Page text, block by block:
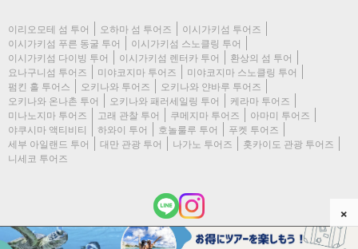
이리오모테 섬 투어 오하마 섬 투어즈
이시가키섬 투어즈
이시가키섬 푸른 동굴 투어
이시가키섬 스노클링 투어
이시가키섬 다이빙 투어
이시가키섬 렌터카 투어
환상의 섬 투어
요나구니섬 투어즈
미야코지마 투어즈
미야코지마 스노클링 투어
펌킨 홀 투어스
오키나와 투어즈
오키나와 얀바루 투어즈
오키나와 온나촌 투어
오키나와 패러세일링 투어
케라마 투어즈
미나노지마 투어즈
고래 관찰 투어 쿠메지마 투어즈
아마미 투어즈
야쿠시마 액티비티
하와이 투어 호놀룰루 투어
푸켓 투어즈
세부 아일랜드 투어
대만 관광 투어 나가노 투어즈
홋카이도 관광 투어즈
니세코 투어즈
(c) 2026 이시가키지마 투어즈 All Rights Reserved.
×